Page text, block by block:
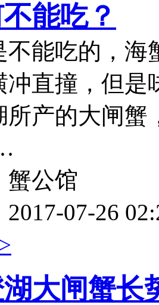
能吃？
不能吃的，海
冲直撞，但
所产的大闸蟹
蟹公馆
07-26
大闸蟹长